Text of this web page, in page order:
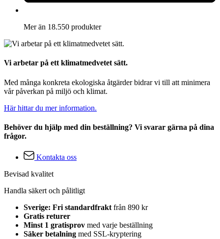
Mer än 18.550 produkter
Vi arbetar på ett klimatmedvetet sätt.
Med många konkreta ekologiska åtgärder bidrar vi till att minimera
vår påverkan på miljö och klimat.
Här hittar du mer information.
Behöver du hjälp med din beställning? Vi svarar gärna på dina
frågor.
Kontakta oss
Bevisad kvalitet
Handla säkert och pålitligt
Sverige: Fri standardfrakt från 890 kr
Gratis returer
Minst 1 gratisprov med varje beställning
Säker betalning med SSL-kryptering